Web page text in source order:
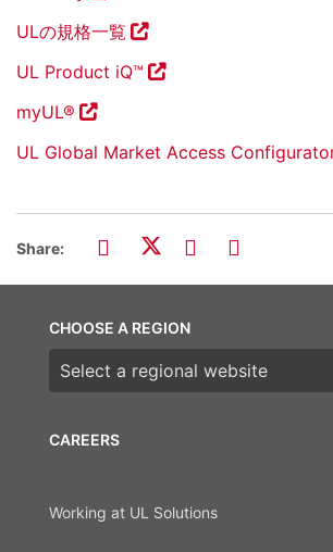
ULの規格一覧
UL Product iQ™
myUL®
UL Global Market Access
Share:
CAREERS
Working at UL Solutions
CHOOSE A REGION
Choose a region